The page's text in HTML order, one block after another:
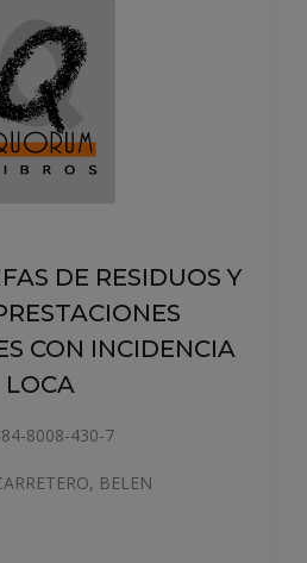
DE RESIDUOS Y
CON INCIDENCIA
LOCA
8008-430-7
BELEN